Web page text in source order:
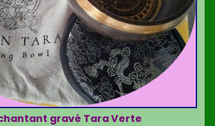
gravé Tara Verte